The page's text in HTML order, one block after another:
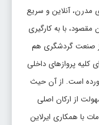
مدرن، آنلاین و سریع
با به کارگیری
صنعت گردشگری هم
کلیه پروازهای داخلی
است. از آن حیث
از ارکان اصلی
با همکاری ایرلاین